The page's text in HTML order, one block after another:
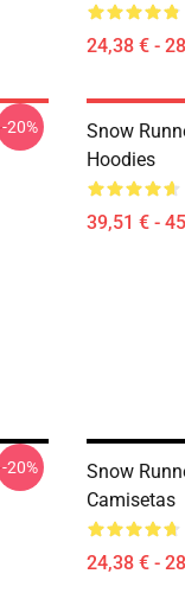
24,38 € -
-20%
Snow
Hoodies
39,51 € -
-20%
Snow
Camisetas
24,38 € -